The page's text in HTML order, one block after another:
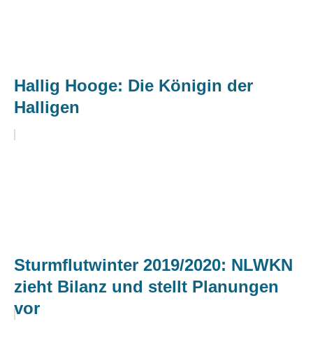
Hallig Hooge: Die Königin der
Halligen
Sturmflutwinter 2019/2020: NLWKN
zieht Bilanz und stellt Planungen
vor